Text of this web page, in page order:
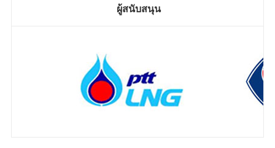
ผู้สนับสนุน